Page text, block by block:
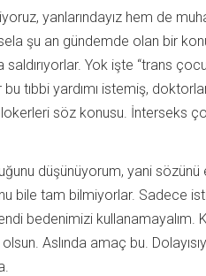
yanlarındayız hem de
şu an gündemde olan bir
saldırıyorlar. Yok işte “trans
tıbbi yardımı istemiş,
söz konusu. İnterseks
düşünüyorum, yani sözünü
bile tam bilmiyorlar. Sadece
bedenimizi kullanamayalım.
Aslında amaç bu.